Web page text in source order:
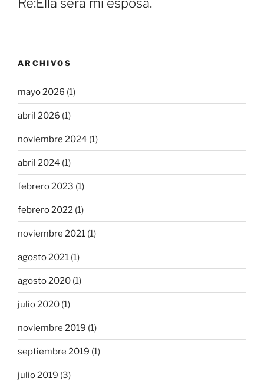
ARCHIVOS
mayo 2026 (1)
abril 2026 (1)
noviembre 2024 (1)
abril 2024 (1)
febrero 2023 (1)
febrero 2022 (1)
noviembre 2021 (1)
agosto 2021 (1)
agosto 2020 (1)
julio 2020 (1)
noviembre 2019 (1)
septiembre 2019 (1)
julio 2019 (3)